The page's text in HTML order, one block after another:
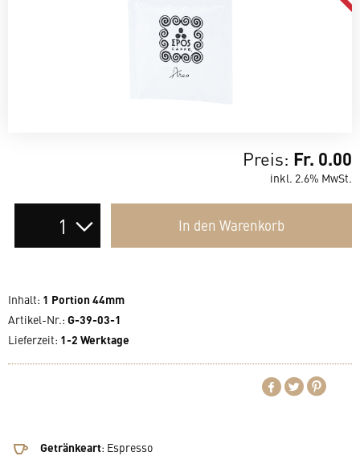
Preis: Fr. 0.00
inkl. 2.6% MwSt.
In den Warenkorb
Inhalt: 1 Portion 44mm
Artikel-Nr.: G-39-03-1
Lieferzeit: 1-2 Werktage
Getränkeart: Espresso